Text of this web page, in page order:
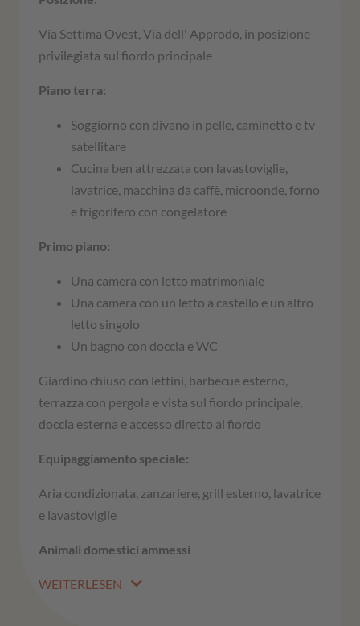
Via Settima Ovest, Via dell' Approdo, in posizione
privilegiata sul fiordo principale
Piano terra:
Soggiorno con divano in pelle, caminetto e tv
satellitare
Cucina ben attrezzata con lavastoviglie,
lavatrice, macchina da caffè, microonde, forno
e frigorifero con congelatore
Primo piano:
Una camera con letto matrimoniale
Una camera con un letto a castello e un altro
letto singolo
Un bagno con doccia e WC
Giardino chiuso con lettini, barbecue esterno,
terrazza con pergola e vista sul fiordo principale,
doccia esterna e accesso diretto al fiordo
Equipaggiamento speciale:
Aria condizionata, zanzariere, grill esterno, lavatrice
e lavastoviglie
Animali domestici ammessi
WEITERLESEN